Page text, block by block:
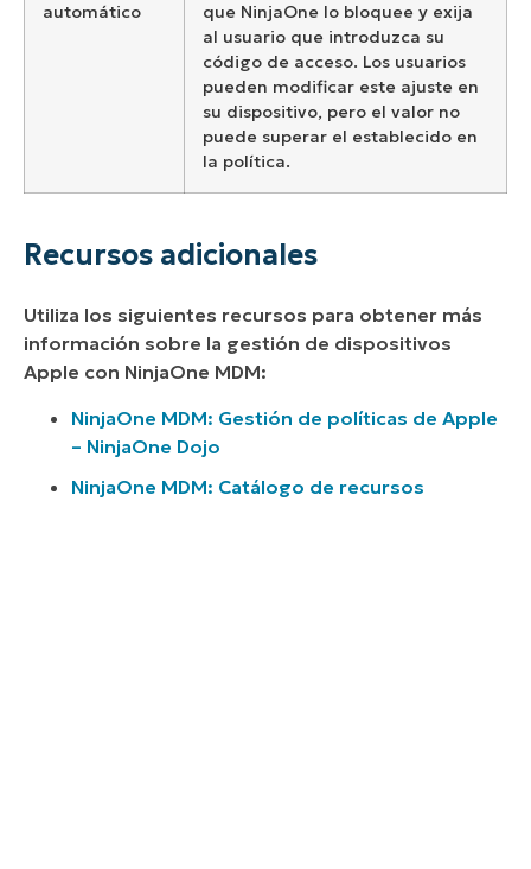
automático
que NinjaOne lo bloquee y exija
al usuario que introduzca su
código de acceso. Los usuarios
pueden modificar este ajuste en
su dispositivo, pero el valor no
puede superar el establecido en
la política.
Recursos adicionales
Utiliza los siguientes recursos para obtener más
información sobre la gestión de dispositivos
Apple con NinjaOne MDM:
NinjaOne MDM: Gestión de políticas de Apple
– NinjaOne Dojo
NinjaOne MDM: Catálogo de recursos